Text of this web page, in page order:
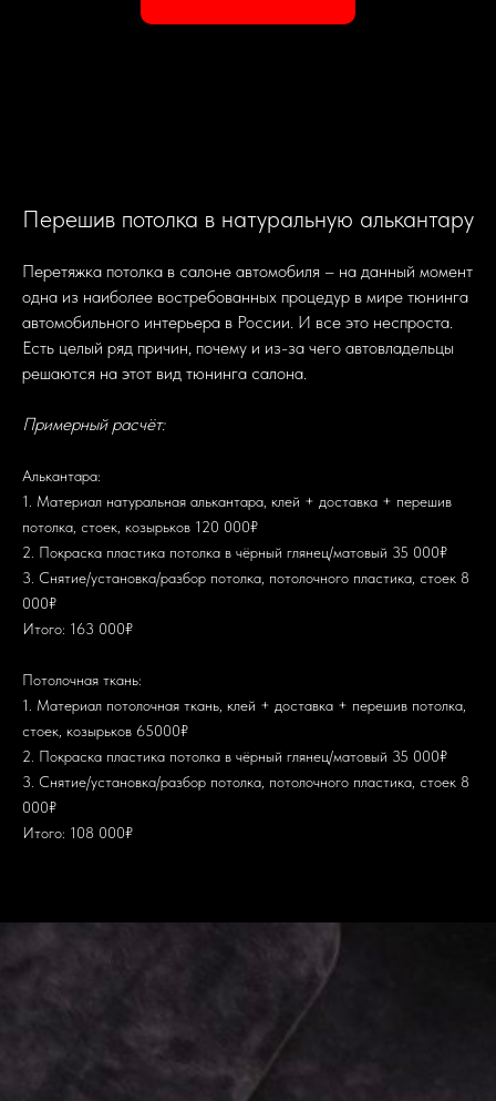
Перешив потолка в натуральную алькантару
Перетяжка потолка в салоне автомобиля – на данный момент
одна из наиболее востребованных процедур в мире тюнинга
автомобильного интерьера в России. И все это неспроста.
Есть целый ряд причин, почему и из-за чего автовладельцы
решаются на этот вид тюнинга салона.
Примерный расчёт:
Алькантара:
1. Материал натуральная алькантара, клей + доставка + перешив
потолка, стоек, козырьков 120 000₽
2. Покраска пластика потолка в чёрный глянец/матовый 35 000₽
3. Снятие/установка/разбор потолка, потолочного пластика, стоек 8
000₽
Итого: 163 000₽
Потолочная ткань:
1. Материал потолочная ткань, клей + доставка + перешив потолка,
стоек, козырьков 65000₽
2. Покраска пластика потолка в чёрный глянец/матовый 35 000₽
3. Снятие/установка/разбор потолка, потолочного пластика, стоек 8
000₽
Итого: 108 000₽